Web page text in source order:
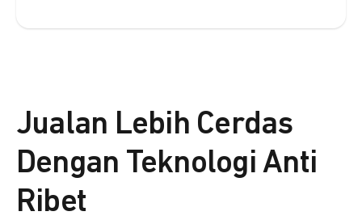
Jualan Lebih Cerdas
Dengan Teknologi Anti
Ribet